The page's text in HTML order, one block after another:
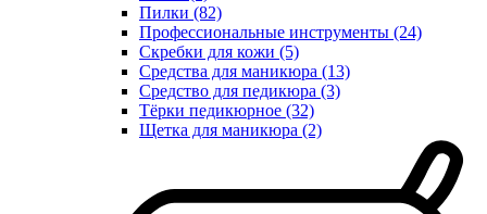
Пилки (82)
Профессиональные инструменты (24)
Скребки для кожи (5)
Средства для маникюра (13)
Средство для педикюра (3)
Тёрки педикюрное (32)
Щетка для маникюра (2)